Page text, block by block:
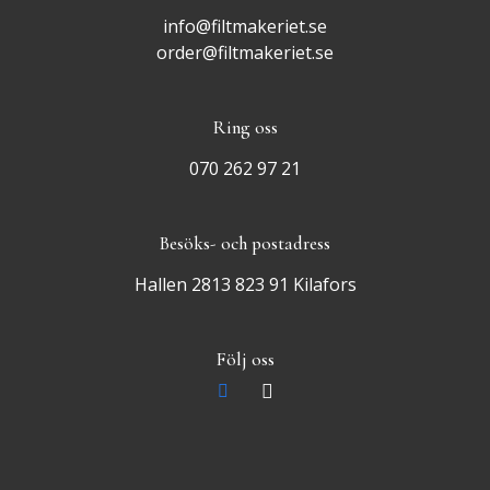
info@filtmakeriet.se
order@filtmakeriet.se
Ring oss
070 262 97 21
Besöks- och postadress
Hallen 2813 823 91 Kilafors
Följ oss